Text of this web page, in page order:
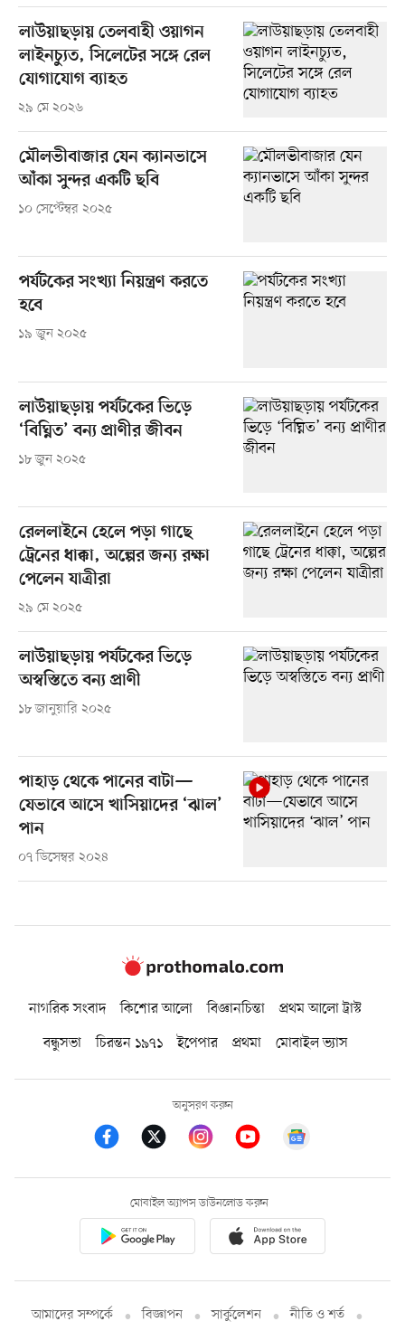
লাউয়াছড়ায় তেলবাহী ওয়াগন
লাইনচ্যুত, সিলেটের সঙ্গে রেল
যোগাযোগ ব্যাহত
২৯ মে ২০২৬
মৌলভীবাজার যেন ক্যানভাসে
আঁকা সুন্দর একটি ছবি
১০ সেপ্টেম্বর ২০২৫
পর্যটকের সংখ্যা নিয়ন্ত্রণ করতে
হবে
১৯ জুন ২০২৫
লাউয়াছড়ায় পর্যটকের ভিড়ে
‘বিঘ্নিত’ বন্য প্রাণীর জীবন
১৮ জুন ২০২৫
রেললাইনে হেলে পড়া গাছে
ট্রেনের ধাক্কা, অল্পের জন্য রক্ষা
পেলেন যাত্রীরা
২৯ মে ২০২৫
লাউয়াছড়ায় পর্যটকের ভিড়ে
অস্বস্তিতে বন্য প্রাণী
১৮ জানুয়ারি ২০২৫
পাহাড় থেকে পানের বাটা—
যেভাবে আসে খাসিয়াদের ‘ঝাল’
পান
০৭ ডিসেম্বর ২০২৪
নাগরিক সংবাদ কিশোর আলো বিজ্ঞানচিন্তা
প্রথম আলো ট্রাস্ট
বন্ধুসভা
চিরন্তন ১৯৭১ ইপেপার প্রথমা মোবাইল ভ্যাস
অনুসরণ করুন
মোবাইল অ্যাপস ডাউনলোড করুন
আমাদের সম্পর্কে বিজ্ঞাপন সার্কুলেশন নীতি ও শর্ত